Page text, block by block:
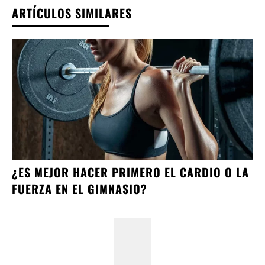
ARTÍCULOS SIMILARES
¿ES MEJOR HACER PRIMERO EL CARDIO O LA
FUERZA EN EL GIMNASIO?